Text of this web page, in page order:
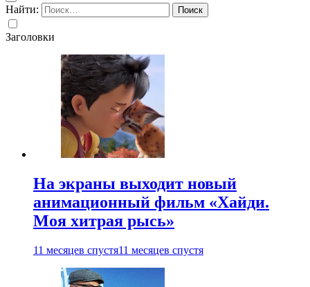
Найти:
Заголовки
На экраны выходит новый
анимационный фильм «Хайди.
Моя хитрая рысь»
11 месяцев спустя11 месяцев спустя